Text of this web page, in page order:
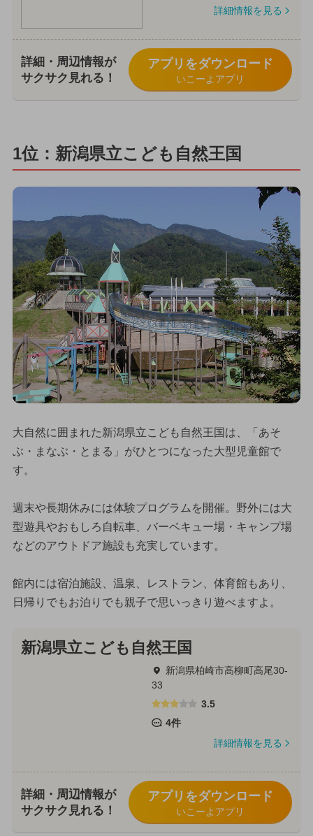
詳細情報を見る
詳細・周辺情報が
サクサク見れる！
アプリをダウンロード
いこーよアプリ
1位：新潟県立こども自然王国
大自然に囲まれた新潟県立こども自然王国は、「あそ
ぶ・まなぶ・とまる」がひとつになった大型児童館で
す。
週末や長期休みには体験プログラムを開催。野外には大
型遊具やおもしろ自転車、バーベキュー場・キャンプ場
などのアウトドア施設も充実しています。
館内には宿泊施設、温泉、レストラン、体育館もあり、
日帰りでもお泊りでも親子で思いっきり遊べますよ。
新潟県立こども自然王国
新潟県柏崎市高柳町高尾30-
33
3.5
4件
詳細情報を見る
詳細・周辺情報が
サクサク見れる！
アプリをダウンロード
いこーよアプリ